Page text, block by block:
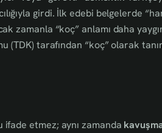
girdi. İlk edebi belgelerde
zamanla “koç” anlamı daha
(TDK) tarafından “koç” olarak
ifade etmez; aynı zamanda